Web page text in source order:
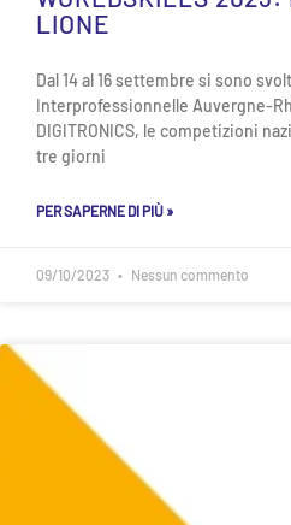
LIONE
Dal 14 al 16 settembre si sono
Interprofessionnelle Auvergne-
DIGITRONICS, le competizioni
tre giorni
PER SAPERNE DI PIÙ »
09/10/2023 Nessun commento